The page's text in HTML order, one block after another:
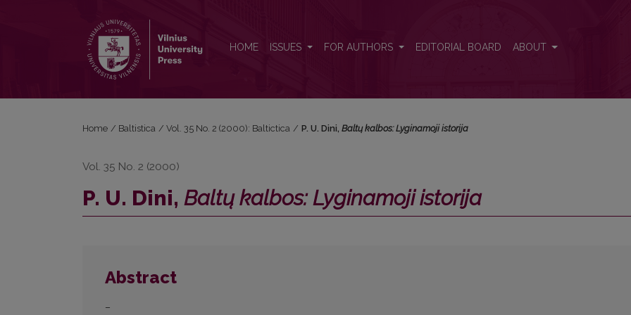
HOME ISSUES FOR AUTHORS EDITORIAL BOARD ABOUT
Home / Baltistica / Vol. 35 No. 2 (2000): Baltictica / P. U. Dini, Baltų kalbos: Lyginamoji istorija
Vol. 35 No. 2 (2000)
P. U. Dini, Baltų kalbos: Lyginamoji istorija
Abstract
–